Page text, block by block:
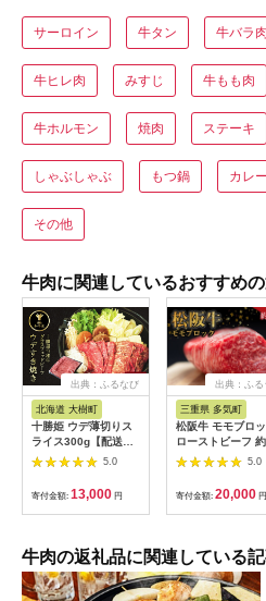
サーロイン 牛タン 牛バラ
牛ヒレ肉 みすじ 牛もも肉
牛ホルモン 焼肉 ステーキ
しゃぶしゃぶ もつ鍋 カレー
その他
牛肉に関連しているおすすめ
出典：ふるなび
北海道 大樹町
十勝姫 ウデ薄切りス
ライス300g【配送不
可地域：離島】
【1397674】
5.0
寄付金額: 13,000 円
出典：ふる
三重県 多気町
松阪牛 モモブロ
ローストビーフ 約
500g 国産牛 和牛
ランド牛 JGAP家
畜・畜産物 農場
HACCP認証農場
肉 高級 人気 おす
日本三大和牛 松阪 松
坂牛 松坂 モモ ビ
シチュー カレー 霜
り 三重県 多気町
5.0
寄付金額: 20,000 円
牛肉の返礼品に関連している